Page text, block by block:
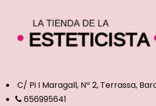
C/ Pi I Maragall, Nº 2, Terrassa,
656995641